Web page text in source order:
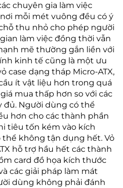
chuyên gia làm việc
mỗi mét vuông đều có ý
thu nhỏ cho phép người
làm việc đồng thời vẫn
mẽ thường gắn liền với
kinh tế cũng là một ưu
case dạng tháp Micro-ATX,
ít vật liệu hơn trong quá
mua thấp hơn so với các
đủ. Người dùng có thể
hơn cho các thành phần
tiêu tốn kém vào kích
thể không tận dụng hết. Vỏ
hỗ trợ hầu hết các thành
card đồ họa kích thước
các giải pháp làm mát
dùng không phải đánh